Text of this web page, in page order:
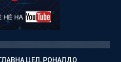
ЦЕЛ, РОНАЛДО